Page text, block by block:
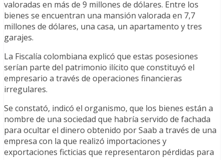
valoradas en más de 9 millones de dólares. Entre los
bienes se encuentran una mansión valorada en 7,7
millones de dólares, una casa, un apartamento y tres
garajes.
La Fiscalía colombiana explicó que estas posesiones
serían parte del patrimonio ilícito que constituyó el
empresario a través de operaciones financieras
irregulares.
Se constató, indicó el organismo, que los bienes están a
nombre de una sociedad que habría servido de fachada
para ocultar el dinero obtenido por Saab a través de una
empresa con la que realizó importaciones y
exportaciones ficticias que representaron pérdidas para